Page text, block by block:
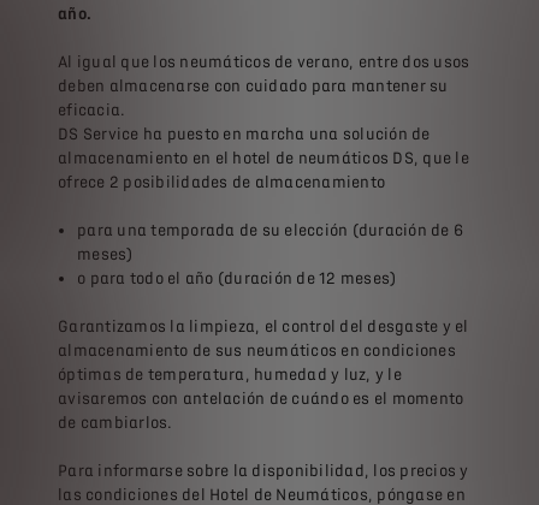
año.
Al igual que los neumáticos de verano, entre dos usos
deben almacenarse con cuidado para mantener su
eficacia.
DS Service ha puesto en marcha una solución de
almacenamiento en el hotel de neumáticos DS, que le
ofrece 2 posibilidades de almacenamiento
para una temporada de su elección (duración de 6
meses)
o para todo el año (duración de 12 meses)
Garantizamos la limpieza, el control del desgaste y el
almacenamiento de sus neumáticos en condiciones
óptimas de temperatura, humedad y luz, y le
avisaremos con antelación de cuándo es el momento
de cambiarlos.
Para informarse sobre la disponibilidad, los precios y
las condiciones del Hotel de Neumáticos, póngase en